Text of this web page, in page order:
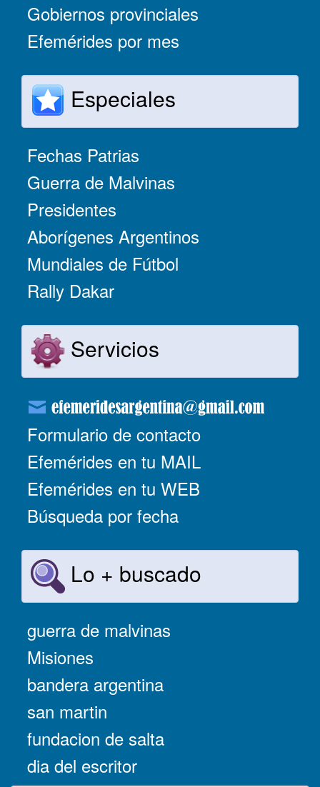
Gobiernos provinciales
Efemérides por mes
Especiales
Fechas Patrias
Guerra de Malvinas
Presidentes
Aborígenes Argentinos
Mundiales de Fútbol
Rally Dakar
Servicios
Formulario de contacto
Efemérides en tu MAIL
Efemérides en tu WEB
Búsqueda por fecha
Lo + buscado
guerra de malvinas
Misiones
bandera argentina
san martin
fundacion de salta
dia del escritor